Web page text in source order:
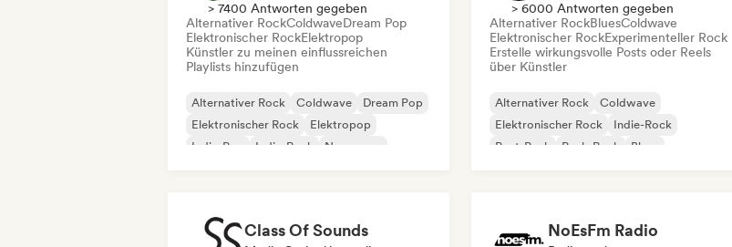
> 7400 Antworten gegeben
Alternativer RockColdwaveDream Pop
Elektronischer RockElektropop
Künstler zu meinen einflussreichen
Playlists hinzufügen
Alternativer Rock Coldwave
Dream Pop
Elektronischer Rock
Elektropop
Indie-Pop
Indie-Rock New wave
> 6000 Antworten gegeben
Alternativer RockBluesColdwave
Elektronischer RockExperimenteller Rock
Erstelle wirkungsvolle Posts oder Reels
über Künstler
Alternativer Rock
Coldwave
Elektronischer Rock
Indie-Rock
Post-Punk
Punk-Rock
Blues
Class Of Sounds NoEsFm Radio